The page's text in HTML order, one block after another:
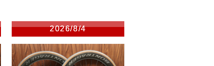
2026/8/4